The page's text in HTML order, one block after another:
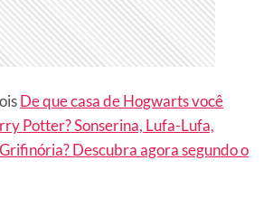
De que casa de Hogwarts você
Potter? Sonserina, Lufa-Lufa,
Descubra agora segundo o